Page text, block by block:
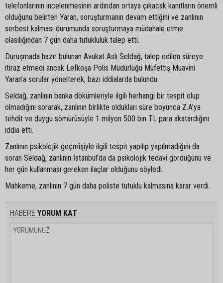
telefonlarının incelenmesinin ardından ortaya çıkacak kanıtların önemli
olduğunu belirten Yaran, soruşturmanın devam ettiğini ve zanlının
serbest kalması durumunda soruşturmaya müdahale etme
olasılığından 7 gün daha tutukluluk talep etti.
Duruşmada hazır bulunan Avukat Aslı Seldağ, talep edilen süreye
itiraz etmedi ancak Lefkoşa Polis Müdürlüğü Müfettiş Muavini
Yaran’a sorular yönelterek, bazı iddialarda bulundu.
Seldağ, zanlının banka dökümleriyle ilgili herhangi bir tespit olup
olmadığını sorarak, zanlının birlikte oldukları süre boyunca Z.A’ya
tehdit ve duygu sömürüsüyle 1 milyon 500 bin TL para akatardığını
iddia etti.
Zanlının psikolojik geçmişiyle ilgili tespit yapılıp yapılmadığını da
soran Seldağ, zanlının İstanbul’da da psikolojik tedavi gördüğünü ve
her gün kullanması gereken ilaçlar olduğunu söyledi.
Mahkeme, zanlının 7 gün daha poliste tutuklu kalmasına karar verdi.
HABERE YORUM KAT